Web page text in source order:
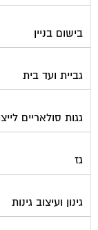
בישום בניין
גביית ועד בית
גגות סולאריים
גז
גינון ועיצוב גינות